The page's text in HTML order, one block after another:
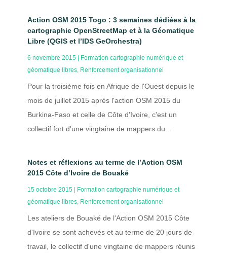
Action OSM 2015 Togo : 3 semaines dédiées à la
cartographie OpenStreetMap et à la Géomatique
Libre (QGIS et l’IDS GeOrchestra)
6 novembre 2015
Formation cartographie numérique et
géomatique libres, Renforcement organisationnel
Pour la troisième fois en Afrique de l'Ouest depuis le
mois de juillet 2015 après l'action OSM 2015 du
Burkina-Faso et celle de Côte d'Ivoire, c'est un
collectif fort d'une vingtaine de mappers du...
Notes et réflexions au terme de l’Action OSM
2015 Côte d’Ivoire de Bouaké
15 octobre 2015
Formation cartographie numérique et
géomatique libres, Renforcement organisationnel
Les ateliers de Bouaké de l'Action OSM 2015 Côte
d'Ivoire se sont achevés et au terme de 20 jours de
travail, le collectif d'une vingtaine de mappers réunis